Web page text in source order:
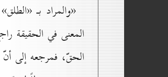
«والمراد بـ
المعنى في الحقيقة
الحقّ، فمرجعه إلى